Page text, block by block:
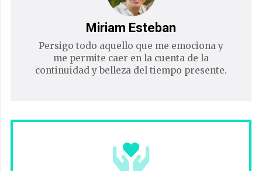
Miriam Esteban
Persigo todo aquello que me emociona y
me permite caer en la cuenta de la
continuidad y belleza del tiempo presente.